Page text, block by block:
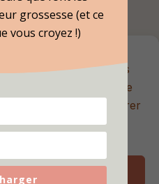
sans sucre 🍪 Nous les
expérience sur notre
ou les paramétrer
vous qui choisissez.
pour recevoir des
exclusifs et les dernières
grossesse (et ce
vous croyez !)